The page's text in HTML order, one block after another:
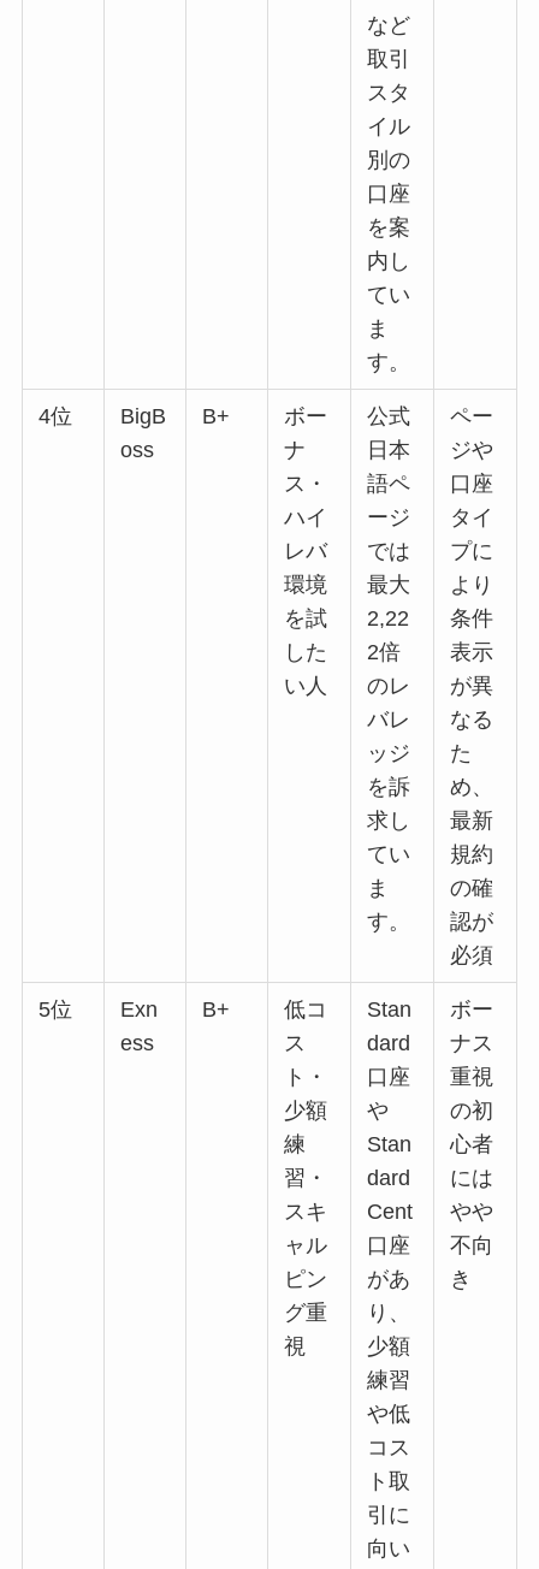
など
取引
スタ
イル
別の
口座
を案
内し
てい
ま
す。
4位
BigB
oss
B+
ボー
ナ
ス・
ハイ
レバ
環境
を試
した
い人
公式
日本
語ペ
ージ
では
最大
2,22
2倍
のレ
バレ
ッジ
を訴
求し
てい
ま
す。
ペー
ジや
口座
タイ
プに
より
条件
表示
が異
なる
た
め、
最新
規約
の確
認が
必須
5位
Exn
ess
B+
低コ
ス
ト・
少額
練
習・
スキ
ャル
ピン
グ重
視
Stan
dard
口座
や
Stan
dard
Cent
口座
があ
り、
少額
練習
や低
コス
ト取
引に
向い
ボー
ナス
重視
の初
心者
には
やや
不向
き